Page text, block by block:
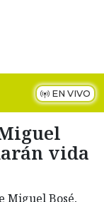
EN VIVO
vida
Miguel Bosé,